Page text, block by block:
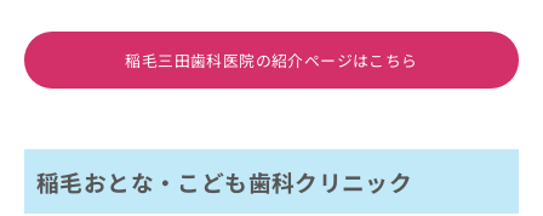
稲毛三田歯科医院の紹介ページはこちら
稲毛おとな・こども歯科クリニック